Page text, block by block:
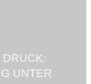
UNTER